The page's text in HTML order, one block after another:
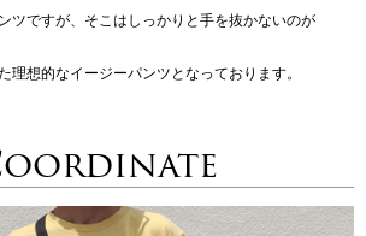
ツですが、そこはしっかりと手を抜かないのが
理想的なイージーパンツとなっております。